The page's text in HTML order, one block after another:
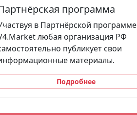
программа
в Партнёрской программе
любая организация РФ
публикует свои
материалы.
Подробнее